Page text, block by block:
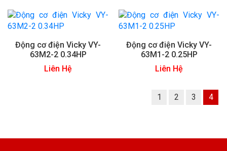
Động cơ điện Vicky VY-
63M2-2 0.34HP
Liên Hệ
Động cơ điện Vicky VY-
63M1-2 0.25HP
Liên Hệ
1 2 3 4